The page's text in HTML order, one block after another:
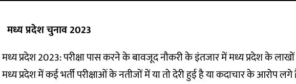
मध्य प्रदेश चुनाव 2023
मध्य प्रदेश 2023: परीक्षा पास करने के बावजूद नौकरी के इंतजार में मध्य प्रदेश के
मध्य प्रदेश में कई भर्ती परीक्षाओं के नतीजों में या तो देरी हुई है या कदाचार के आरोप लगे